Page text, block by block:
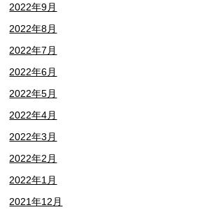
2022年9月
2022年8月
2022年7月
2022年6月
2022年5月
2022年4月
2022年3月
2022年2月
2022年1月
2021年12月